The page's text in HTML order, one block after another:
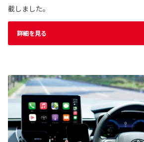
載しました。
詳細を見る